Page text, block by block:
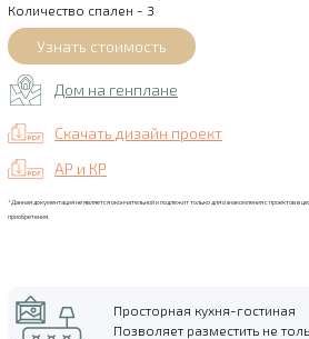
Количество спален - 3
Дом на генплане
Скачать дизайн проект
АР и КР
*Данная документация не является окончательной и подлежит только для ознакомления с проектов в
приобретения.
Просторная кухня-гостиная
Позволяет разместить не